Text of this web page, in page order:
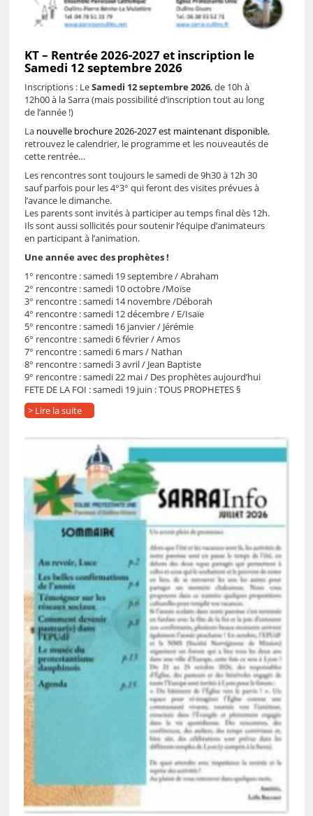
KT – Rentrée 2026-2027 et inscription le
Samedi 12 septembre 2026
Inscriptions : LeSamedi 12 septembre 2026, de 10h à
12h00 à la Sarra (mais possibilité d’inscription tout au long
de l’année !)
La nouvelle brochure 2026-2027 est maintenant disponible,
retrouvez le calendrier, le programme et les nouveautés de
cette rentrée…
Les rencontres sont toujours le samedi de 9h30 à 12h 30
sauf parfois pour les 4°3° qui feront des visites prévues à
l’avance le dimanche.
Les parents sont invités à participer au temps final dès 12h.
Ils sont aussi sollicités pour soutenir l’équipe d’animateurs
en participant à l’animation.
Une année avec des prophètes !
1° rencontre : samedi 19 septembre / Abraham
2° rencontre : samedi 10 octobre /Moïse
3° rencontre : samedi 14 novembre /Déborah
4° rencontre : samedi 12 décembre / E/Isaïe
5° rencontre : samedi 16 janvier / Jérémie
6° rencontre : samedi 6 février / Amos
7° rencontre : samedi 6 mars / Nathan
8° rencontre : samedi 3 avril / Jean Baptiste
9° rencontre : samedi 22 mai / Des prophètes aujourd’hui
FETE DE LA FOI : samedi 19 juin : TOUS PROPHETES §
> Lire la suite